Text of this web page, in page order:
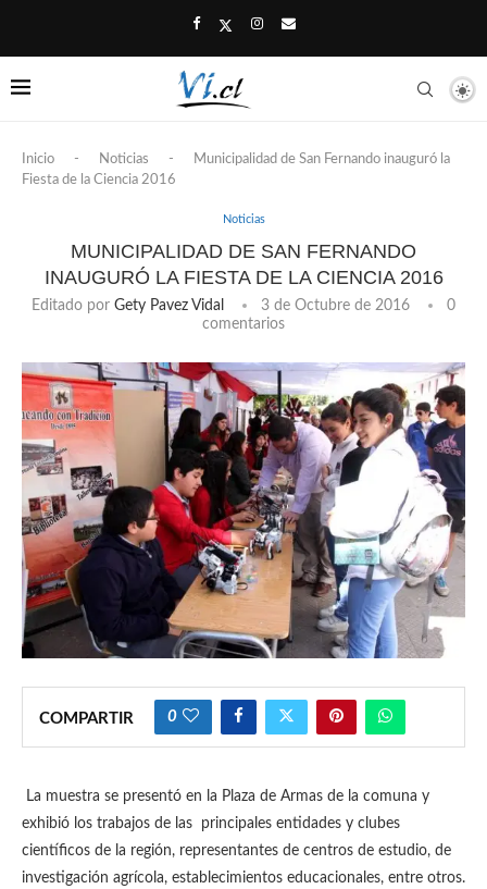
Inicio - Noticias -
Municipalidad de San Fernando inauguró la
Fiesta de la Ciencia 2016
Noticias
MUNICIPALIDAD DE SAN FERNANDO
INAUGURÓ LA FIESTA DE LA CIENCIA 2016
Editado por Gety Pavez Vidal 3 de Octubre de 2016
0
comentarios
COMPARTIR 0
La muestra se presentó en la Plaza de Armas de la comuna y
exhibió los trabajos de las principales entidades y clubes
científicos de la región, representantes de centros de estudio, de
investigación agrícola, establecimientos educacionales, entre otros.